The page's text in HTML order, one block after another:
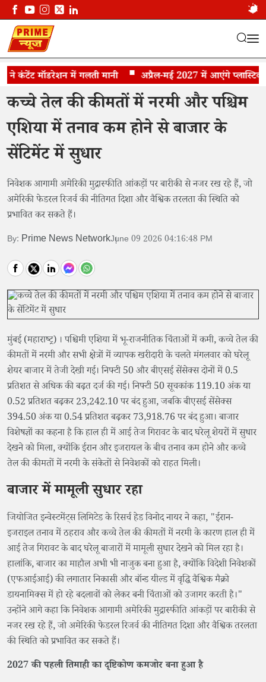
मॉडरेशन में गलती मानी अप्रैल-मई 2027 में आएंगे प्लास्टिक के
निफ्टी और सेंसेक्स उबरते हुए बढ़त के साथ बंद हुए
कच्चे तेल की कीमतों में नरमी और पश्चिम
एशिया में तनाव कम होने से बाजार के
सेंटिमेंट में सुधार
निवेशक आगामी अमेरिकी मुद्रास्फीति आंकड़ों पर बारीकी से नजर रख रहे हैं, जो
अमेरिकी फेडरल रिजर्व की नीतिगत दिशा और वैश्विक तरलता की स्थिति को
प्रभावित कर सकते हैं।
By: Prime News NetworkJune 09 2026 04:16:48 PM
मुंबई (महाराष्ट्र) । पश्चिमी एशिया में भू-राजनीतिक चिंताओं में कमी, कच्चे तेल की
कीमतों में नरमी और सभी क्षेत्रों में व्यापक खरीदारी के चलते मंगलवार को घरेलू
शेयर बाजार में तेजी देखी गई। निफ्टी 50 और बीएसई सेंसेक्स दोनों में 0.5
प्रतिशत से अधिक की बढ़त दर्ज की गई। निफ्टी 50 सूचकांक 119.10 अंक या
0.52 प्रतिशत बढ़कर 23,242.10 पर बंद हुआ, जबकि बीएसई सेंसेक्स
394.50 अंक या 0.54 प्रतिशत बढ़कर 73,918.76 पर बंद हुआ। बाजार
विशेषज्ञों का कहना है कि हाल ही में आई तेज गिरावट के बाद घरेलू शेयरों में सुधार
देखने को मिला, क्योंकि ईरान और इजरायल के बीच तनाव कम होने और कच्चे
तेल की कीमतों में नरमी के संकेतों से निवेशकों को राहत मिली।
बाजार में मामूली सुधार रहा
जियोजित इन्वेस्टमेंट्स लिमिटेड के रिसर्च हेड विनोद नायर ने कहा, "ईरान-
इजराइल तनाव में ठहराव और कच्चे तेल की कीमतों में नरमी के कारण हाल ही में
आई तेज गिरावट के बाद घरेलू बाजारों में मामूली सुधार देखने को मिल रहा है।
हालांकि, बाजार का माहौल अभी भी नाजुक बना हुआ है, क्योंकि विदेशी निवेशकों
(एफआईआई) की लगातार निकासी और बॉन्ड यील्ड में वृद्धि वैश्विक मैक्रो
डायनामिक्स में हो रहे बदलावों को लेकर बनी चिंताओं को उजागर करती है।"
उन्होंने आगे कहा कि निवेशक आगामी अमेरिकी मुद्रास्फीति आंकड़ों पर बारीकी से
नजर रख रहे हैं, जो अमेरिकी फेडरल रिजर्व की नीतिगत दिशा और वैश्विक तरलता
की स्थिति को प्रभावित कर सकते हैं।
2027 की पहली तिमाही का दृष्टिकोण कमजोर बना हुआ है